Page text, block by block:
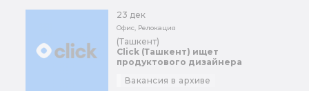
23 дек
Офис, Релокация
(Ташкент)
Click (Ташкент) ищет
продуктового дизайнера
Вакансия в архиве